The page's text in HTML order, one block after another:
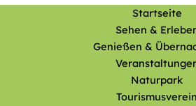
Startseite
Sehen &
Genießen &
Naturpark
Tourismusverein